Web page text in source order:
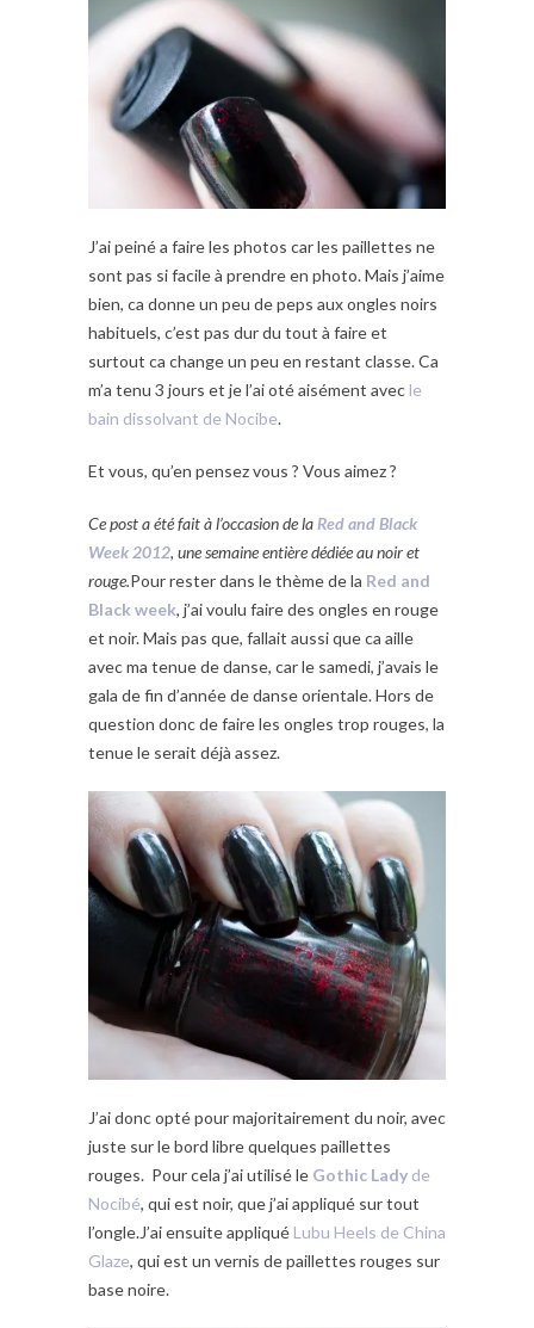
J’ai peiné a faire les photos car les paillettes ne
sont pas si facile à prendre en photo. Mais j’aime
bien, ca donne un peu de peps aux ongles noirs
habituels, c’est pas dur du tout à faire et
surtout ca change un peu en restant classe. Ca
m’a tenu 3 jours et je l’ai oté aisément avec le
bain dissolvant de Nocibe.
Et vous, qu’en pensez vous ? Vous aimez ?
Ce post a été fait à l’occasion de laRed and Black
Week 2012, une semaine entière dédiée au noir et
rouge.Pour rester dans le thème de la Red and
Black week, j’ai voulu faire des ongles en rouge
et noir. Mais pas que, fallait aussi que ca aille
avec ma tenue de danse, car le samedi, j’avais le
gala de fin d’année de danse orientale. Hors de
question donc de faire les ongles trop rouges, la
tenue le serait déjà assez.
J’ai donc opté pour majoritairement du noir, avec
juste sur le bord libre quelques paillettes
rouges. Pour cela j’ai utilisé le Gothic Lady de
Nocibé, qui est noir, que j’ai appliqué sur tout
l’ongle.J’ai ensuite appliqué Lubu Heels de China
Glaze, qui est un vernis de paillettes rouges sur
base noire.